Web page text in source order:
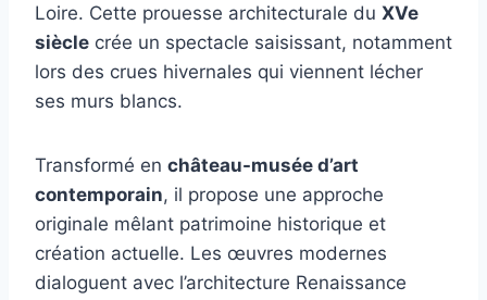
Loire. Cette prouesse architecturale du XVe
siècle crée un spectacle saisissant, notamment
lors des crues hivernales qui viennent lécher
ses murs blancs.
Transformé en château-musée d’art
contemporain, il propose une approche
originale mêlant patrimoine historique et
création actuelle. Les œuvres modernes
dialoguent avec l’architecture Renaissance